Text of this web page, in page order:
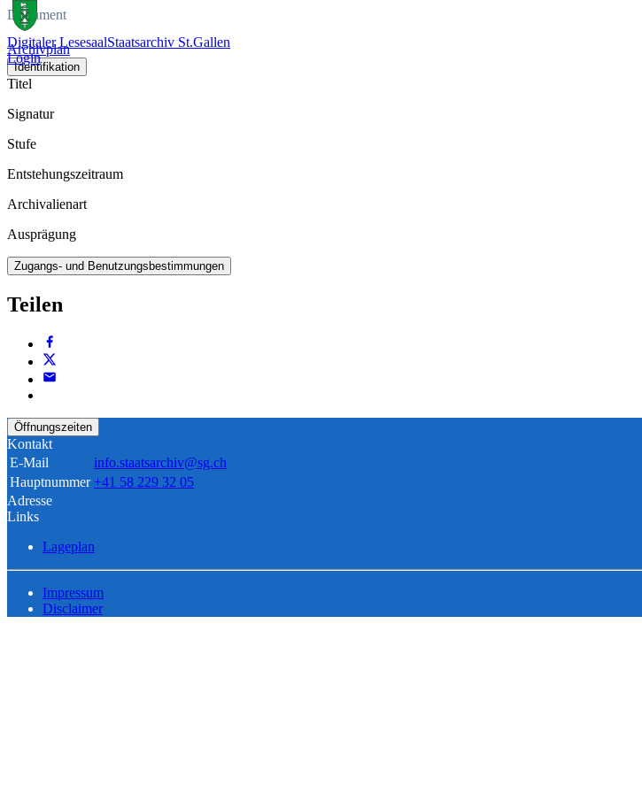
Digitaler LesesaalStaatsarchiv St.Gallen
Login
Dokument
Archivplan
Identifikation
Titel
Signatur
Stufe
Entstehungszeitraum
Archivalienart
Ausprägung
Zugangs- und Benutzungsbestimmungen
Teilen
Öffnungszeiten
Kontakt
E-Mail
info.staatsarchiv@sg.ch
Hauptnummer +41 58 229 32 05
Adresse
Links
Lageplan
Impressum
Disclaimer